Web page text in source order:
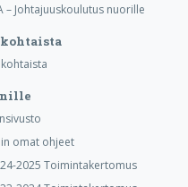
– Johtajuuskoulutus nuorille
omat ohjeet
2025 Toimintakertomus